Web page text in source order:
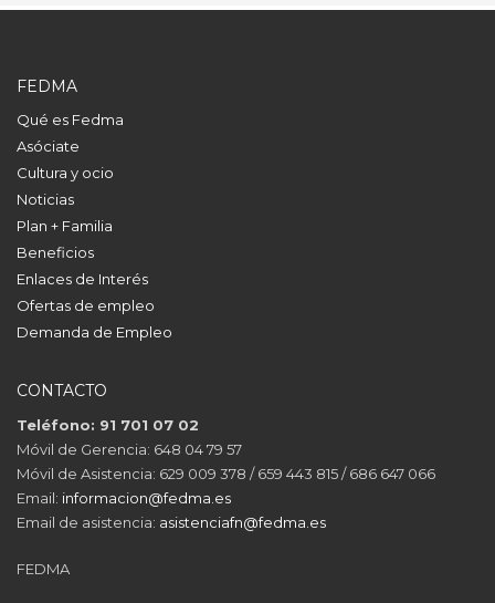
FEDMA
Qué es Fedma
Asóciate
Cultura y ocio
Noticias
Plan + Familia
Beneficios
Enlaces de Interés
Ofertas de empleo
Demanda de Empleo
CONTACTO
Teléfono: 91 701 07 02
Móvil de Gerencia: 648 04 79 57
Móvil de Asistencia: 629 009 378 / 659 443 815 / 686 647 066
Email: informacion@fedma.es
Email de asistencia: asistenciafn@fedma.es
FEDMA